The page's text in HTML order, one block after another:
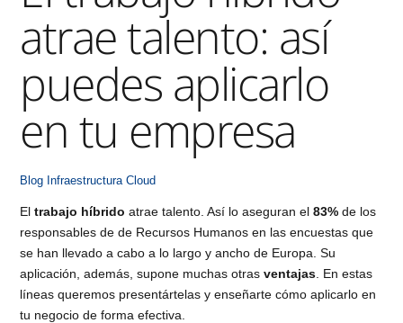
atrae talento: así
puedes aplicarlo
en tu empresa
Blog Infraestructura Cloud
Eltrabajo híbrido atrae talento. Así lo aseguran el83% de los
responsables de de Recursos Humanos en las encuestas que
se han llevado a cabo a lo largo y ancho de Europa. Su
aplicación, además, supone muchas otrasventajas . En estas
líneas queremos presentártelas y enseñarte cómo aplicarlo en
tu negocio de forma efectiva.